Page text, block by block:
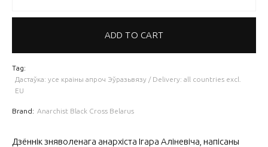
Дзённік зняволенага анархіста Ігара Аліневіча, напісаны
ADD TO CART
Tag:
Дастаўка: усе краіны апроч Эўразьвязу / Delivery: all countries excl.
EU
Brand: Anarchist Black Cross Belarus